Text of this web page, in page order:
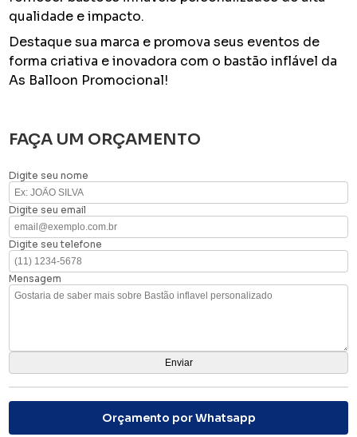
qualidade e impacto.
Destaque sua marca e promova seus eventos de
forma criativa e inovadora com o bastão inflável da
As Balloon Promocional!
FAÇA UM ORÇAMENTO
Digite seu nome
Digite seu email
Digite seu telefone
Mensagem
Orçamento por Whatsapp